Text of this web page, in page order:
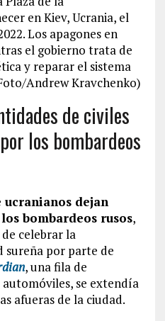
en Kiev, Ucrania, el
Los apagones en
el gobierno trata de
y reparar el sistema
Andrew Kravchenko)
de civiles
los bombardeos
ucranianos dejan
bombardeos rusos,
de celebrar la
sureña por parte de
, una fila de
se extendía
afueras de la ciudad.